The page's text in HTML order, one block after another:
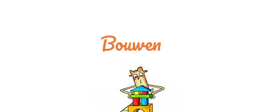
Bouwen